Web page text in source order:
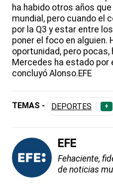
ha habido otros años
mundial, pero cuando el
por la Q3 y estar entre
poner el foco en alguien.
oportunidad, pero pocas,
Mercedes ha estado por
concluyó Alonso.EFE
TEMAS - DEPORTES +
EFE
Fehaciente,
de noticias